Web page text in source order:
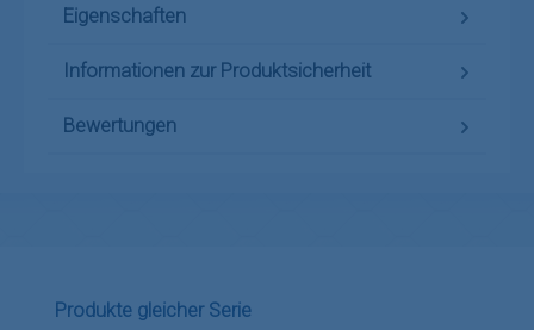
Eigenschaften
Informationen zur Produktsicherheit
Bewertungen
Produktgalerie überspringen
Produkte gleicher Serie